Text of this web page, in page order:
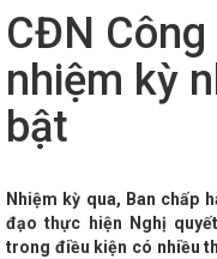
Hà Tĩnh
Hơn 30 sản
tại Hội chợ Triển lãm sản
về an toàn, vệ sinh
có 50% tòa nhà công sở
hồi mạnh mẽ và những
mất Hải Thượng Lãn
Thiện, với diện tích 30
Triển khai các biện
thư Tỉnh ủy Hà Tĩnh mong
CĐN
nhiệm kỳ
bật
Nhiệm kỳ qua, Ban chấp
đạo thực hiện Nghị
trong điều kiện có nhiều